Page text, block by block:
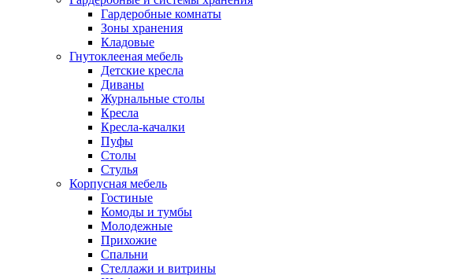
Гардеробные комнаты
Зоны хранения
Кладовые
Гнутоклееная мебель
Детские кресла
Диваны
Журнальные столы
Кресла
Кресла-качалки
Пуфы
Столы
Стулья
Корпусная мебель
Гостиные
Комоды и тумбы
Молодежные
Прихожие
Спальни
Стеллажи и витрины